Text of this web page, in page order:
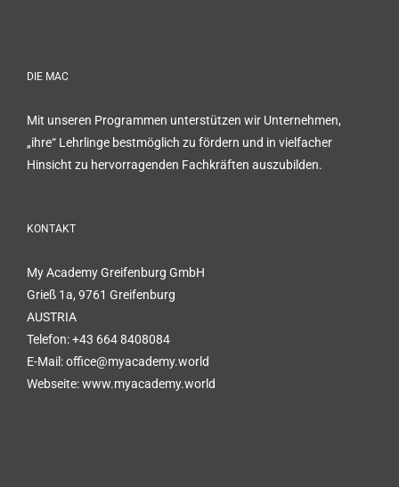
DIE MAC
Mit unseren Programmen unterstützen wir Unternehmen,
„ihre“ Lehrlinge bestmöglich zu fördern und in vielfacher
Hinsicht zu hervorragenden Fachkräften auszubilden.
KONTAKT
My Academy Greifenburg GmbH
Grieß 1a, 9761 Greifenburg
AUSTRIA
Telefon:+43 664 8408084
E-Mail:office@myacademy.world
Webseite:www.myacademy.world